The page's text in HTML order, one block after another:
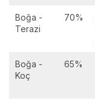
Boğa -
Terazi
70%
Boğa -
Koç
65%